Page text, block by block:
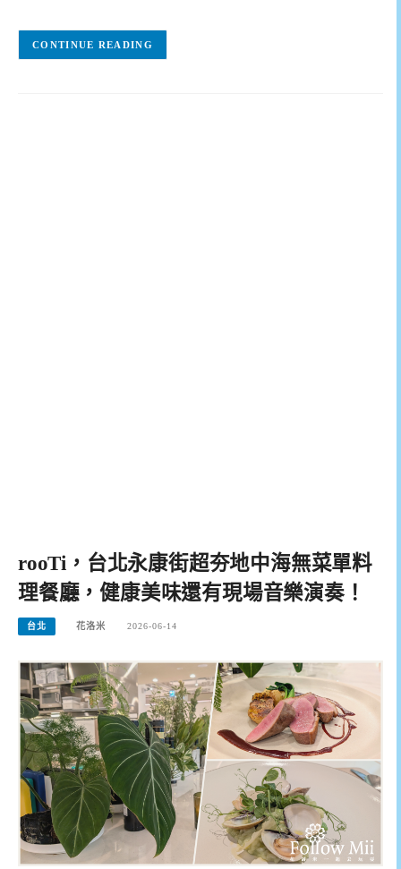
CONTINUE READING
rooTi，台北永康街超夯地中海無菜單料
理餐廳，健康美味還有現場音樂演奏！
台北 花洛米 2026-06-14